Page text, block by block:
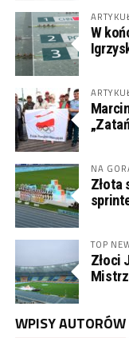
W
NA
Złota
TOP
Złoci
WPISY AUTORÓW